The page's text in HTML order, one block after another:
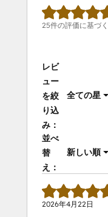
25件の評価に基づく
レビ
ュー
を絞
り込
み：
全ての星
並べ
替
え：
新しい順
2026年4月22日